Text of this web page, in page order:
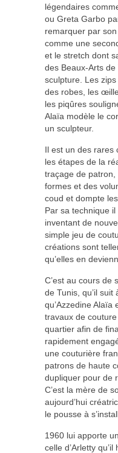
légendaires
ou Greta Garbo
remarquer par
comme une
et le stretch dont
des Beaux-Arts
sculpture. Les
des robes, les
les piqûres
Alaïa modèle le
un sculpteur.
Il est un des rares
les étapes de la
traçage de
formes et des
coud et dompte
Par sa technique
inventant de
simple jeu de
créations sont
qu’elles en
C’est au cours de
de Tunis, qu’il suit
qu’Azzedine Alaïa
travaux de
quartier afin de
rapidement
une couturière
patrons de haute
dupliquer pour de
C’est la mère de
aujourd’hui
le pousse à
1960 lui apporte
celle d’Arletty